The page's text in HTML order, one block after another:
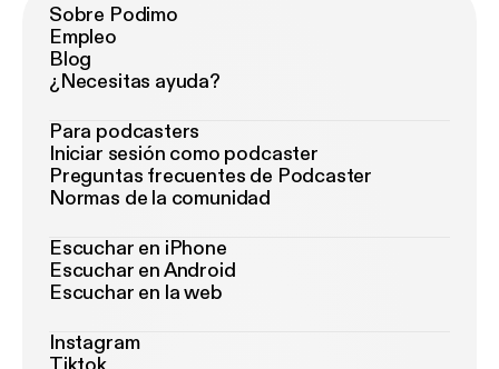
Sobre Podimo
Empleo
Blog
¿Necesitas ayuda?
Para podcasters
Iniciar sesión como podcaster
Preguntas frecuentes de Podcaster
Normas de la comunidad
Escuchar en iPhone
Escuchar en Android
Escuchar en la web
Instagram